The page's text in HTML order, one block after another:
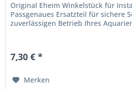
Original Eheim Winkelstück für
Passgenaues Ersatzteil für sichere
zuverlässigen Betrieb Ihres
7,30 € *
Merken